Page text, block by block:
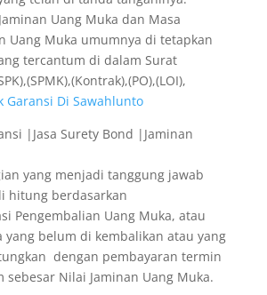
Uang Muka dan Masa
Uang Muka umumnya di tetapkan
tercantum di dalam Surat
Garansi Di Sawahlunto
|Jasa Surety Bond |Jaminan
yang menjadi tanggung jawab
hitung berdasarkan
Pengembalian Uang Muka, atau
yang belum di kembalikan atau yang
dengan pembayaran termin
sebesar Nilai Jaminan Uang Muka.